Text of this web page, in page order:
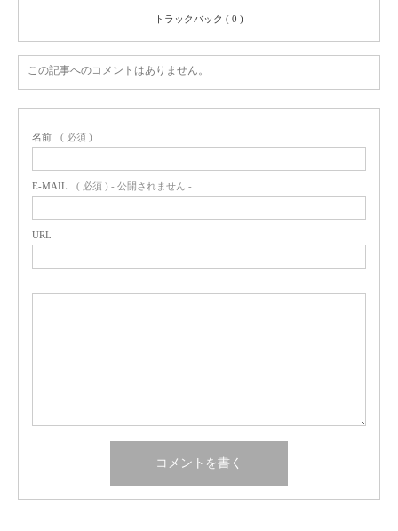
トラックバック ( 0 )
この記事へのコメントはありません。
名前 ( 必須 )
E-MAIL ( 必須 ) - 公開されません -
URL